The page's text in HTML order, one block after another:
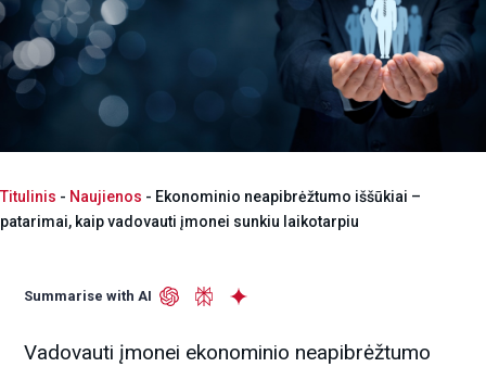
Titulinis - Naujienos - Ekonominio neapibrėžtumo iššūkiai –
patarimai, kaip vadovauti įmonei sunkiu laikotarpiu
Summarise with AI
Vadovauti įmonei ekonominio neapibrėžtumo